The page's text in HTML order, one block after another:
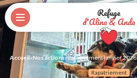
Refuge
d'Alina & Anda
Accueil»Nos actions»Rapatriement janvier 2026
Rapatriement